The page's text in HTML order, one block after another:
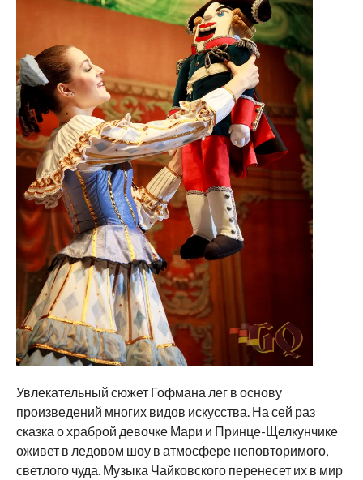
Увлекательный сюжет Гофмана лег в основу
произведений многих видов искусства. На сей раз
сказка о храброй девочке Мари и Принце-Щелкунчике
оживет в ледовом шоу в атмосфере неповторимого,
светлого чуда. Музыка Чайковского перенесет их в мир